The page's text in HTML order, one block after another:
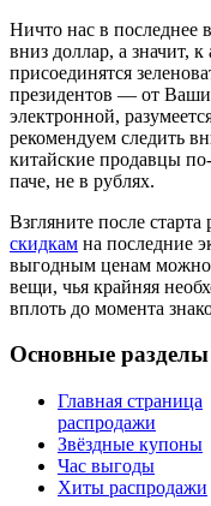
Ничто нас в последнее
вниз доллар, а значит,
присоединятся
президентов — от
электронной,
рекомендуем следить
китайские продавцы
паче, не в рублях.
Взгляните после
скидкам на последние
выгодным ценам можно
вещи, чья крайняя
вплоть до момента
Основные разделы
Главная страница
распродажи
Звёздные купоны
Час выгоды
Хиты распродажи